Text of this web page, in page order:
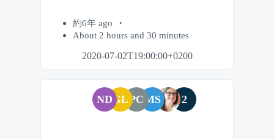
約6年 ago
About 2 hours and 30 minutes
2020-07-02T19:00:00+0200
ND GL PC MS 2